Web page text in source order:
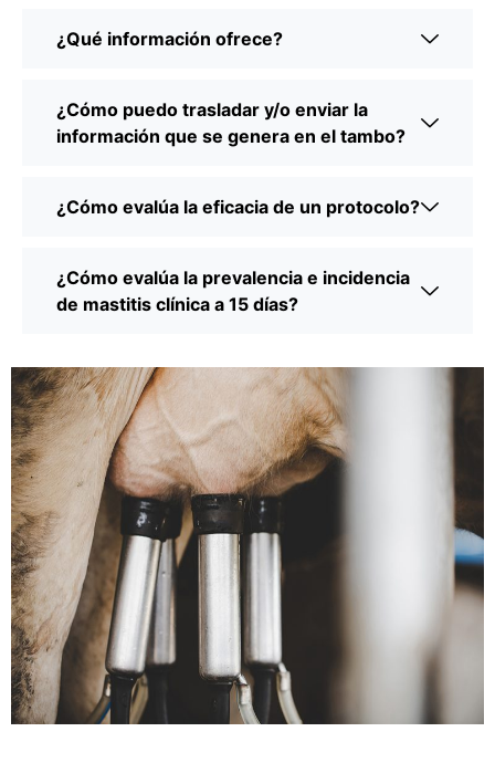
¿Qué información ofrece?
¿Cómo puedo trasladar y/o enviar la
información que se genera en el tambo?
¿Cómo evalúa la eficacia de un protocolo?
¿Cómo evalúa la prevalencia e incidencia
de mastitis clínica a 15 días?